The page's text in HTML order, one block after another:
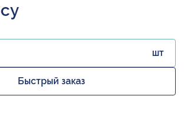
шт
Быстрый заказ